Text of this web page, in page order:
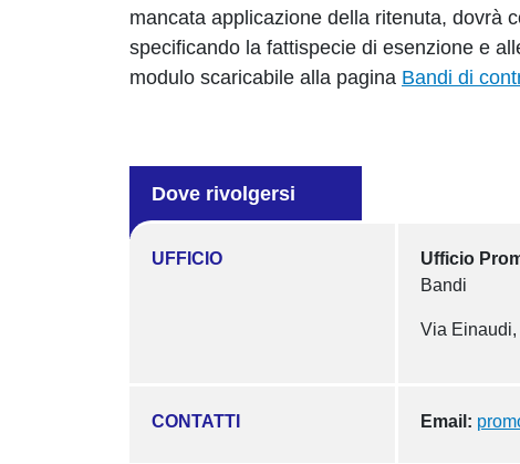
mancata applicazione della ritenuta, dovrà
specificando la fattispecie di esenzione e
modulo scaricabile alla pagina Bandi di
Dove rivolgersi
UFFICIO
Ufficio
Bandi
Via Einaudi,
CONTATTI Email: